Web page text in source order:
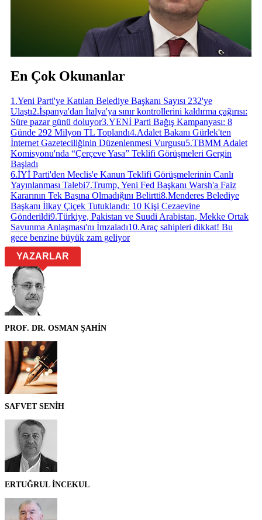
En Çok Okunanlar
1 .Yeni Parti'ye Katılan Belediye Başkanı Sayısı 232'ye
Ulaştı2.İspanya'dan İtalya'ya sınır kontrollerini kaldırma çağırısı:
Süre pazar günü doluyor3.YENİ Parti Bağış Kampanyası: 8
Günde 292 Milyon TL Toplandı4.Adalet Bakanı Gürlek'ten
İnternet Gazeteciliğinin Düzenlenmesi Vurgusu5.TBMM Adalet
Komisyonu'nda “Çerçeve Yasa” Teklifi Görüşmeleri Gergin
Başladı
6.İYİ Parti'den Meclis'e Kanun Teklifi Görüşmelerinin Canlı
Yayınlanması Talebi7.Trump, Yeni Fed Başkanı Warsh'a Faiz
Kararının Tek Başına Olmadığını Belirtti8.Menderes Belediye
Başkanı İlkay Çiçek Tutuklandı: 10 Kişi Cezaevine
Gönderildi9.Türkiye, Pakistan ve Suudi Arabistan, Mekke Ortak
Savunma Anlaşması'nı İmzaladı10.Araç sahipleri dikkat! Bu
gece benzine büyük zam geliyor
YAZARLAR
PROF. DR. OSMAN ŞAHİN
SAFVET SENİH
ERTUĞRUL İNCEKUL